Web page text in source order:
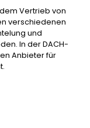
Vertrieb von
verschiedenen
und
In der DACH-
Anbieter für